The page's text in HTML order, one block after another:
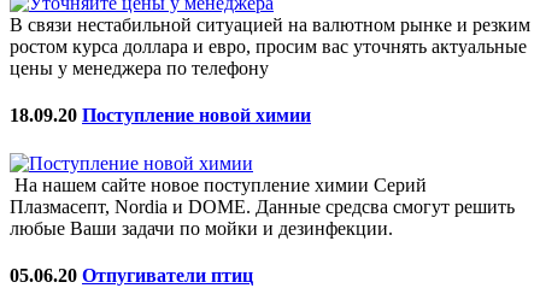
В связи нестабильной ситуацией на валютном рынке и резким
ростом курса доллара и евро, просим вас уточнять актуальные
цены у менеджера по телефону
18.09.20 Поступление новой химии
На нашем сайте новое поступление химии Серий
Плазмасепт, Nordia и DOME. Данные средсва смогут решить
любые Ваши задачи по мойки и дезинфекции.
05.06.20 Отпугиватели птиц